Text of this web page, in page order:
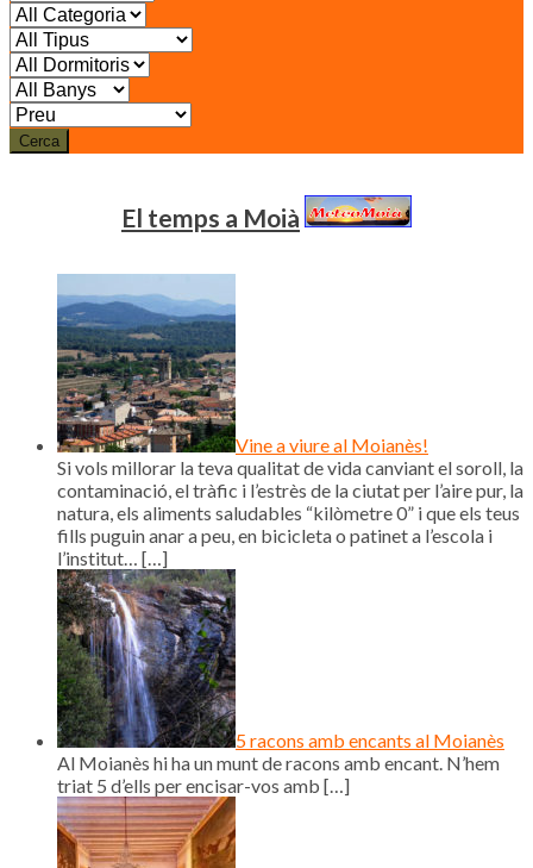
Cerca
El temps a Moià
Vine a viure al Moianès!
Si vols millorar la teva qualitat de vida canviant el soroll, la
contaminació, el tràfic i l’estrès de la ciutat per l’aire pur, la
natura, els aliments saludables “kilòmetre 0” i que els teus
fills puguin anar a peu, en bicicleta o patinet a l’escola i
l’institut… […]
5 racons amb encants al Moianès
Al Moianès hi ha un munt de racons amb encant. N’hem
triat 5 d’ells per encisar-vos amb […]